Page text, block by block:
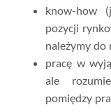
know-how
pozycji
należymy do
pracę w
ale
pomiędzy